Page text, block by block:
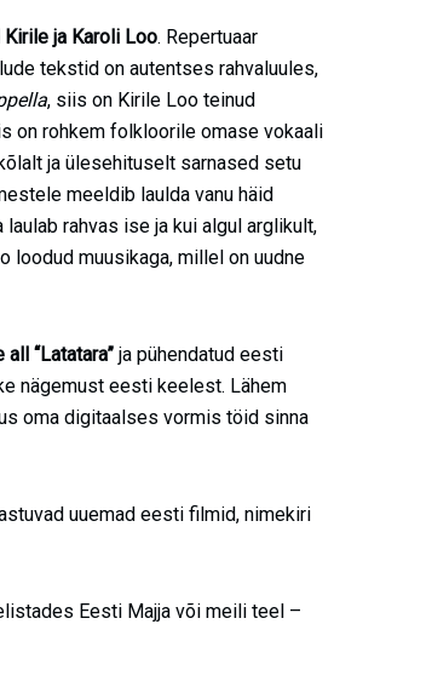
Kirile ja Karoli Loo. Repertuaar
tekstid on autentses rahvaluules,
, siis on Kirile Loo teinud
on rohkem folkloorile omase vokaali
ja ülesehituselt sarnased setu
meeldib laulda vanu häid
rahvas ise ja kui algul arglikult,
loodud muusikaga, millel on uudne
“Latatara” ja pühendatud eesti
nägemust eesti keelest. Lähem
oma digitaalses vormis töid sinna
uuemad eesti filmid, nimekiri
Eesti Majja või meili teel –